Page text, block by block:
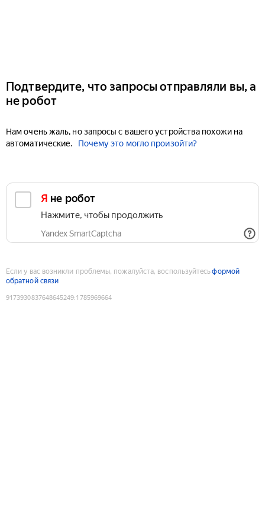
Подтвердите, что запросы отправляли вы, а
не робот
Нам очень жаль, но запросы с вашего устройства похожи на
автоматические.
Почему это могло произойти?
Я не робот
Нажмите, чтобы продолжить
Yandex SmartCaptcha
Если у вас возникли проблемы, пожалуйста, воспользуйтесьформой
обратной связи
9173930837648645249:1785969664